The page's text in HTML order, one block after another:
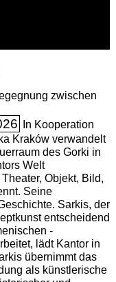
zwischen
In Kooperation
Kraków verwandelt
des Gorki in
Welt
Objekt, Bild,
Seine
Sarkis, der
entscheidend
lädt Kantor in
übernimmt das
als künstlerische